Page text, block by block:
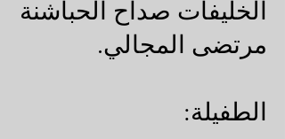
الخليفات صداح الحباشنة
مرتضى المجالي.
الطفيلة: